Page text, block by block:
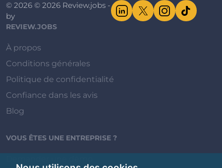
© 2026 © 2026 Review.jobs -
by
REVIEW.JOBS
À propos
Conditions générales
Politique de confidentialité
Confiance dans les avis
Blog
VOUS ÊTES UNE ENTREPRISE ?